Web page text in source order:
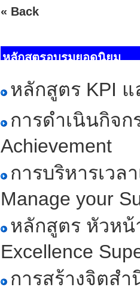
« Back
หลักสูตรอบรมยอดนิยม
หลักสูตร KPI
การดำเนินกิจ
Achievement
การบริหารเวล
Manage your
หลักสูตร หัวหน้
Excellence
การสร้างจิตส